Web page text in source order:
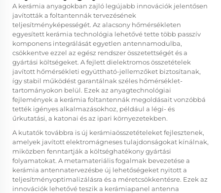
A kerámia anyagokban zajló legújabb innovációk jelentősen
javították a foltantennák tervezésének
teljesítményképességét. Az alacsony hőmérsékleten
egyesített kerámia technológia lehetővé tette több passzív
komponens integrálását egyetlen antennamodulba,
csökkentve ezzel az egész rendszer összetettségét és a
gyártási költségeket. A fejlett dielektromos összetételek
javított hőmérsékleti együttható-jellemzőket biztosítanak,
így stabil működést garantálnak széles hőmérséklet-
tartományokon belül. Ezek az anyagtechnológiai
fejlemények a kerámia foltantennák megoldásait vonzóbbá
tették igényes alkalmazásokhoz, például a légi- és
űrkutatási, a katonai és az ipari környezetekben.
A kutatók továbbra is új kerámiaösszetételeket fejlesztenek,
amelyek javított elektromágneses tulajdonságokat kínálnak,
miközben fenntartják a költséghatékony gyártási
folyamatokat. A metamateriális fogalmak bevezetése a
kerámia antennatervezésbe új lehetőségeket nyitott a
teljesítményoptimalizálásra és a méretcsökkentésre. Ezek az
innovációk lehetővé teszik a kerámiapanel antenna